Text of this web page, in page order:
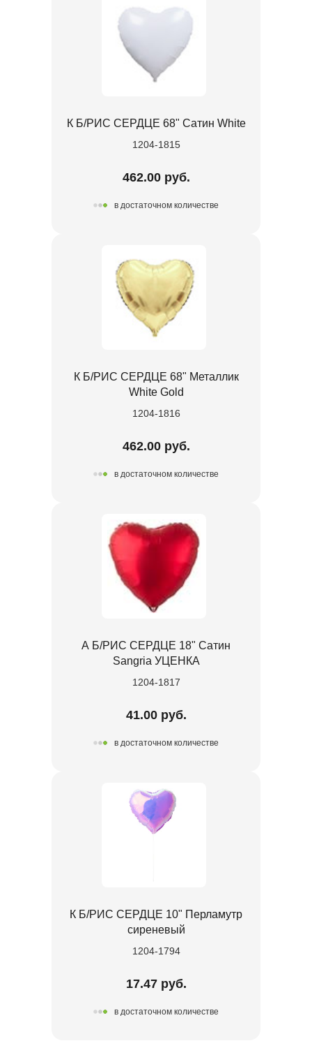
К Б/РИС СЕРДЦЕ 68" Сатин White
1204-1815
462.00 руб.
в достаточном количестве
К Б/РИС СЕРДЦЕ 68" Металлик
White Gold
1204-1816
462.00 руб.
в достаточном количестве
А Б/РИС СЕРДЦЕ 18" Сатин
Sangria УЦЕНКА
1204-1817
41.00 руб.
в достаточном количестве
К Б/РИС СЕРДЦЕ 10" Перламутр
сиреневый
1204-1794
17.47 руб.
в достаточном количестве